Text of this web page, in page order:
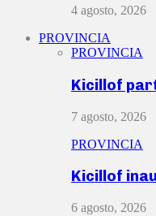
4 agosto, 2026
PROVINCIA
PROVINCIA
Kicillof
7 agosto, 2026
PROVINCIA
Kicillof
6 agosto, 2026